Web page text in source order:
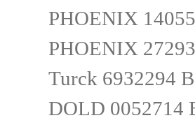
PHOENIX
PHOENIX
Turck 6932294
DOLD 0052714